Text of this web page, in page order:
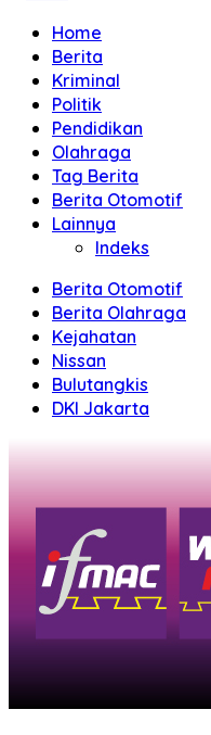
Home
Berita
Kriminal
Politik
Pendidikan
Olahraga
Tag Berita
Berita Otomotif
Lainnya
Indeks
Berita Otomotif
Berita Olahraga
Kejahatan
Nissan
Bulutangkis
DKI Jakarta